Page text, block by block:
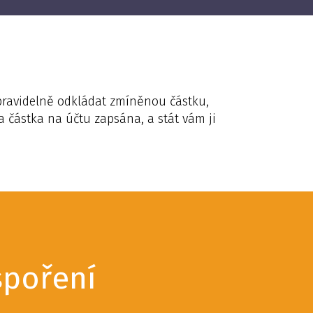
odkládat zmíněnou částku,
částka na účtu zapsána, a stát vám ji